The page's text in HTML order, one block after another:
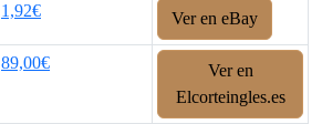
1,92€ Ver en eBay
89,00€
Ver en
Elcorteingles.es